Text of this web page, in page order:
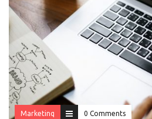
Marketinq 0 Comments